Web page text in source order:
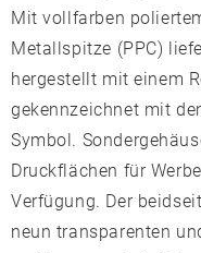
Mit vollfarben
Metallspitze (PPC)
hergestellt mit einem
gekennzeichnet mit
Symbol.
Druckflächen für
Verfügung. Der
neun transparenten